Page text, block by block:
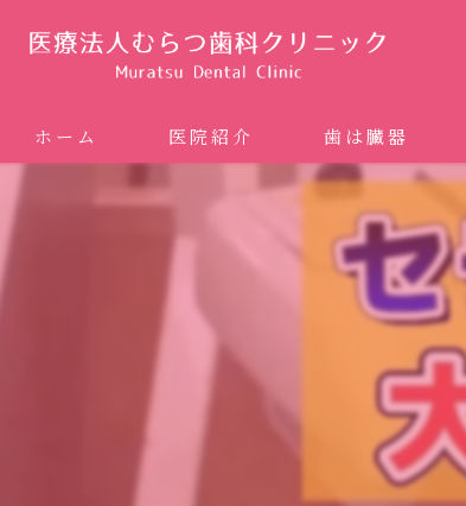
ホーム 医院紹介 歯は臓器